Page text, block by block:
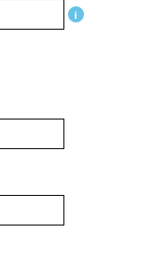
i